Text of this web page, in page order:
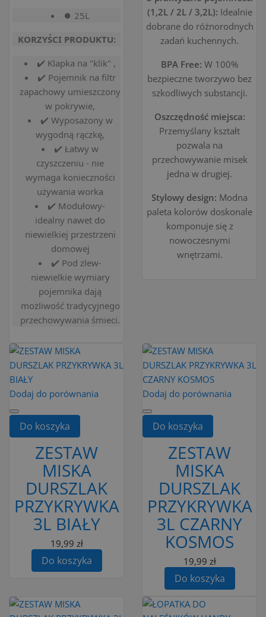
⏺️ 25L
KORZYŚCI PRODUKTU:
✔️ Klapka na "klik" ,
✔️ Pojemnik na filtr
zapachowy umieszczony
w pokrywie,
✔️ Wyposażony w
wygodną rączkę,
✔️ Łatwy w
czyszczeniu - nie
wymaga konieczności
używania worka
✔️ Modułowy-
idealny nawet do
niewielkiej przestrzeni
domowej
✔️ Pod zlew-
niewielkie wymiary
pojemnika dają
możliwość tradycyjnego
przechowywania śmieci.
(1,2L / 2L / 3,2L): Idealnie
dobrane do różnorodnych
zadań kuchennych.
BPA Free: W 100%
bezpieczne tworzywo bez
szkodliwych substancji.
Oszczędność miejsca:
Przemyślany kształt
pozwala na
przechowywanie misek
jedna w drugiej.
Stylowy design: Modna
paleta kolorów doskonale
komponuje się z
nowoczesnymi
wnętrzami.
Dodaj do porównania
Do koszyka
ZESTAW
MISKA
DURSZLAK
PRZYKRYWKA
3L BIAŁY
19,99 zł
Do koszyka
Dodaj do porównania
Do koszyka
ZESTAW
MISKA
DURSZLAK
PRZYKRYWKA
3L CZARNY
KOSMOS
19,99 zł
Do koszyka